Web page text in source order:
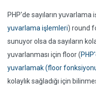
PHP'de sayıların
yuvarlama işlemleri) round
sunuyor olsa da sayıların
yuvarlanması için floor (
yuvarlamak (floor
kolaylık sağladığı için